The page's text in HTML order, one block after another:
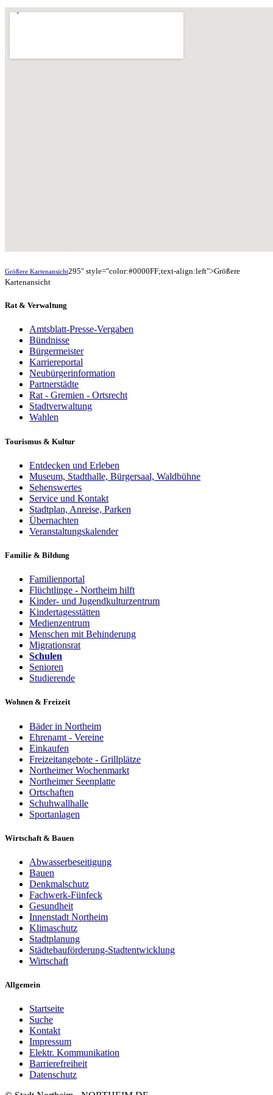
Größere Kartenansicht295" style="color:#0000FF;text-align:left">Größere
Kartenansicht
Rat & Verwaltung
Amtsblatt-Presse-Vergaben
Bündnisse
Bürgermeister
Karriereportal
Neubürgerinformation
Partnerstädte
Rat - Gremien - Ortsrecht
Stadtverwaltung
Wahlen
Tourismus & Kultur
Entdecken und Erleben
Museum, Stadthalle, Bürgersaal, Waldbühne
Sehenswertes
Service und Kontakt
Stadtplan, Anreise, Parken
Übernachten
Veranstaltungskalender
Familie & Bildung
Familienportal
Flüchtlinge - Northeim hilft
Kinder- und Jugendkulturzentrum
Kindertagesstätten
Medienzentrum
Menschen mit Behinderung
Migrationsrat
Schulen
Senioren
Studierende
Wohnen & Freizeit
Bäder in Northeim
Ehrenamt - Vereine
Einkaufen
Freizeitangebote - Grillplätze
Northeimer Wochenmarkt
Northeimer Seenplatte
Ortschaften
Schuhwallhalle
Sportanlagen
Wirtschaft & Bauen
Abwasserbeseitigung
Bauen
Denkmalschutz
Fachwerk-Fünfeck
Gesundheit
Innenstadt Northeim
Klimaschutz
Stadtplanung
Städtebauförderung-Stadtentwicklung
Wirtschaft
Allgemein
Startseite
Suche
Kontakt
Impressum
Elektr. Kommunikation
Barrierefreiheit
Datenschutz